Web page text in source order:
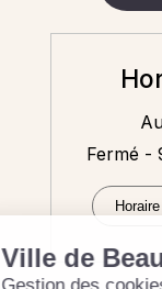
Fermé -